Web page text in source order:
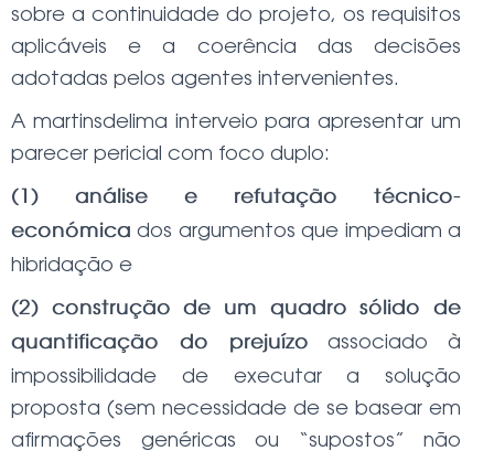
sobre a continuidade do projeto, os requisitos
aplicáveis e a coerência das decisões
adotadas pelos agentes intervenientes.
A martinsdelima interveio para apresentar um
parecer pericial com foco duplo:
(1) análise e refutação técnico-
económica dos argumentos que impediam a
hibridação e
(2) construção de um quadro sólido de
quantificação do prejuízo
associado à
impossibilidade de executar a solução
proposta (sem necessidade de se basear em
afirmações genéricas ou “supostos” não